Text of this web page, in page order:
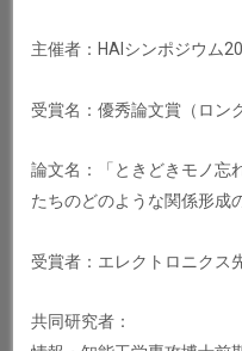
主催者：HAIシンポジウム
受賞名：優秀論文賞（ロン
論文名：「ときどきモノ忘
たちのどのような関係形成
受賞者：エレクトロニク
共同研究者：